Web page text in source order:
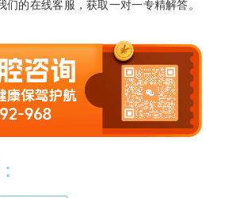
们的在线客服，获取一对一专精解答。